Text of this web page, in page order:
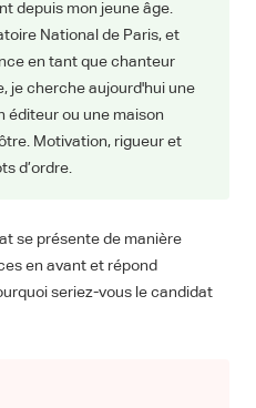
depuis mon jeune âge.
National de Paris, et
en tant que chanteur
je cherche aujourd'hui une
éditeur ou une maison
Motivation, rigueur et
d’ordre.
se présente de manière
en avant et répond
seriez-vous le candidat